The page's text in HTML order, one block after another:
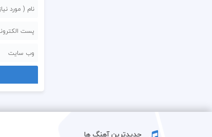
جدیدترین آهنگ ها